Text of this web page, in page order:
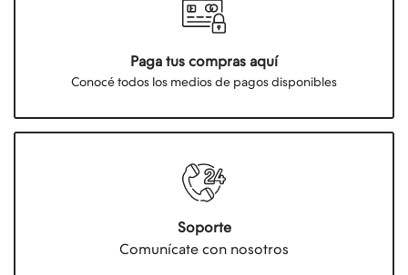
Paga tus compras aquí
Conocé todos los medios de pagos disponibles
Soporte
Comunícate con nosotros